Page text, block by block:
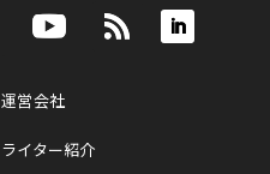
運営会社
ライター紹介